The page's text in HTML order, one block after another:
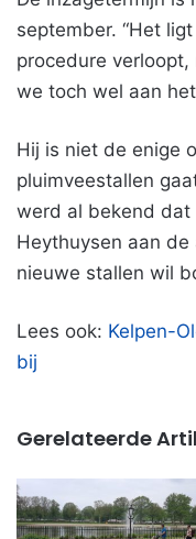
september. “Het
procedure
we toch wel aan
Hij is niet de enige
pluimveestallen
werd al bekend dat
Heythuysen aan
nieuwe stallen wil
Lees ook: Kelpen-
bij
Gerelateerde